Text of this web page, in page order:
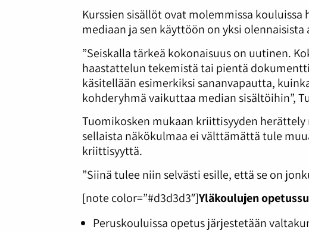
Kurssien sisällöt ovat molemmissa
mediaan ja sen käyttöön on yksi olennaisista
”Seiskalla tärkeä kokonaisuus on uutinen.
haastattelun tekemistä tai pientä
käsitellään esimerkiksi sananvapautta,
kohderyhmä vaikuttaa median sisältöihin”,
Tuomikosken mukaan kriittisyyden
sellaista näkökulmaa ei välttämättä tule
kriittisyyttä.
”Siinä tulee niin selvästi esille, että se on
[note color=”#d3d3d3″]Yläkoulujen
Peruskouluissa opetus järjestetään